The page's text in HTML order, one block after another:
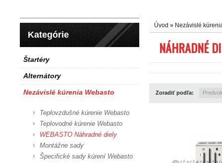
Kategórie
Štartéry
Alternátory
Nezávislé kúrenia Webasto
Teplovzdušné kúrenie Webasto
Teplovodné kúrenie Webasto
WEBASTO Náhradné diely
Montážne sady
Špecifické sady kúrení Webasto
Úvod » Nezávislé
NÁHRADNÉ
Zoradiť podľa: